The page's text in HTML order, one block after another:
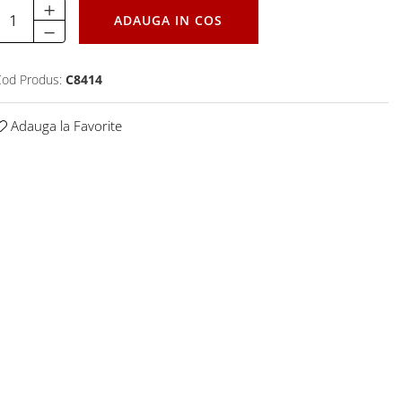
ADAUGA IN COS
Produs: C8414
Adauga la Favorite